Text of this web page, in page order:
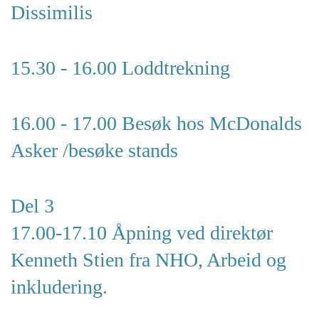
Dissimilis
15.30 - 16.00 Loddtrekning
16.00 - 17.00 Besøk hos McDonalds
Asker /besøke stands
Del 3
17.00-17.10 Åpning ved direktør
Kenneth Stien fra NHO, Arbeid og
inkludering.